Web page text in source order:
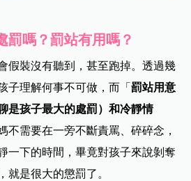
罰嗎？罰站有用嗎？
假裝沒有聽到，甚至跑掉。透過幾
子理解何事不可做，而「罰站用意
是孩子最大的處罰）和冷靜情
不需要在一旁不斷責罵、碎碎念，
一下的時間，畢竟對孩子來說剝奪
就是很大的懲罰了。